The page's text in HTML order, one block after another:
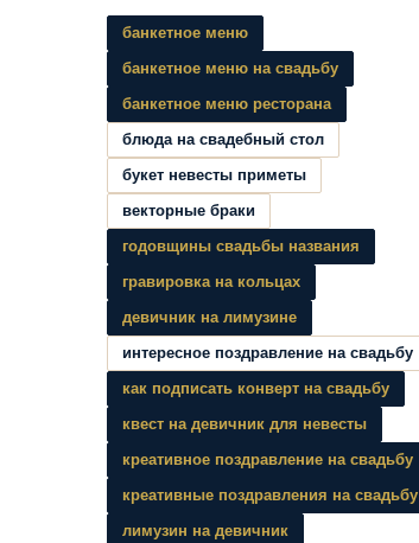
банкетное меню
банкетное меню на свадьбу
банкетное меню ресторана
блюда на свадебный стол
букет невесты приметы
векторные браки
годовщины свадьбы названия
гравировка на кольцах
девичник на лимузине
интересное поздравление на свадьбу
как подписать конверт на свадьбу
квест на девичник для невесты
креативное поздравление на свадьбу
креативные поздравления на свадьбу
лимузин на девичник